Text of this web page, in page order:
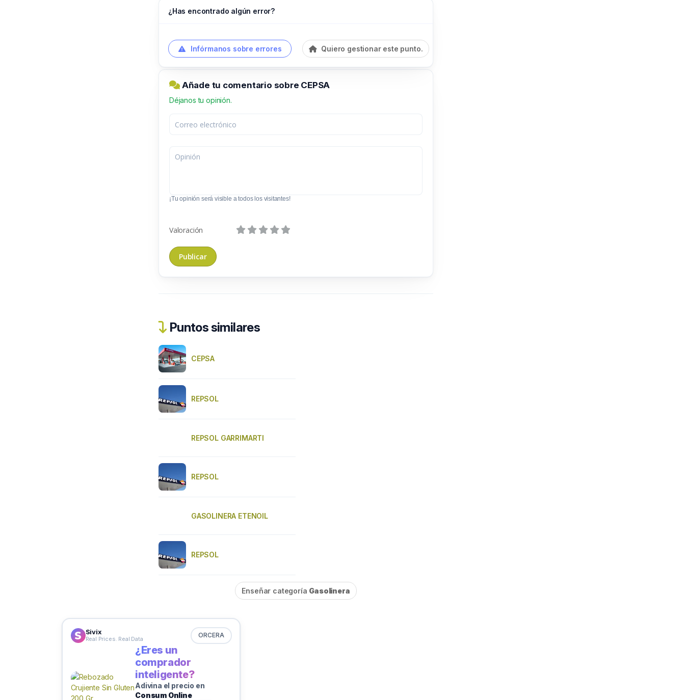
¿Has encontrado algún error?
Infórmanos sobre errores Quiero gestionar este punto.
Añade tu comentario sobre CEPSA
Déjanos tu opinión.
¡Tu opinión será visible a todos los visitantes!
Valoración
Puntos similares
CEPSA
REPSOL
REPSOL GARRIMARTI
REPSOL
GASOLINERA ETENOIL
REPSOL
Enseñar categoría Gasolinera
Sivix
Real Prices. Real Data ORCERA
¿Eres un
comprador
inteligente?
Adivina el precio en
Consum Online